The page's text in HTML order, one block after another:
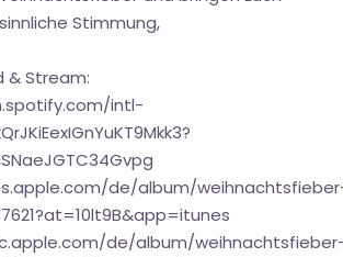
Stimmung,
& Stream:
intl-
de/album/
de/album/